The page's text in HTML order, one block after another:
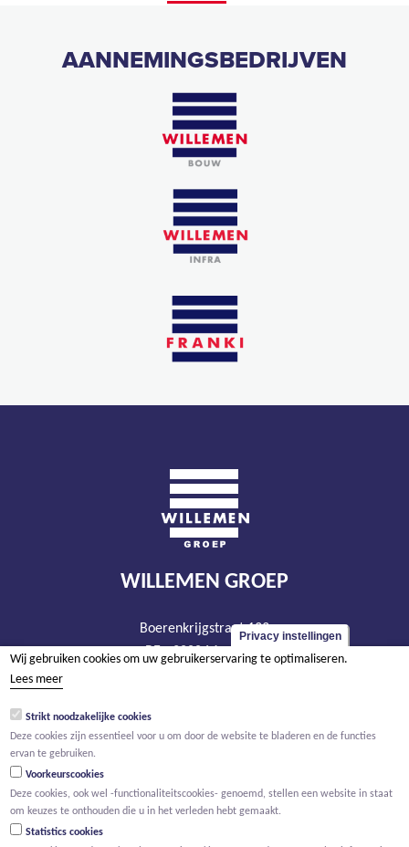
AANNEMINGSBEDRIJVEN
WILLEMEN GROEP
Boerenkrijgstraat 133
BE - 2800 Mechelen
BTW BE 0466.256.432
Privacy instellingen
Wij gebruiken cookies om uw gebruikerservaring te optimaliseren.
Lees meer
Strikt noodzakelijke cookies
Deze cookies zijn essentieel voor u om door de website te bladeren en de functies
ervan te gebruiken.
Voorkeurscookies
Deze cookies, ook wel -functionaliteitscookies- genoemd, stellen een website in staat
om keuzes te onthouden die u in het verleden hebt gemaakt.
Statistics cookies